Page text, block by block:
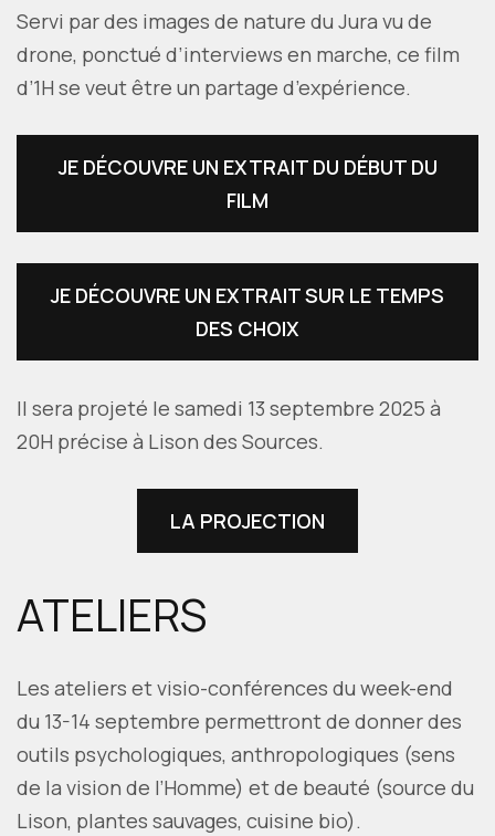
Servi par des images de nature du Jura vu de
drone, ponctué d’interviews en marche, ce film
d’1H se veut être un partage d’expérience.
JE DÉCOUVRE UN EXTRAIT DU DÉBUT DU
FILM
JE DÉCOUVRE UN EXTRAIT SUR LE TEMPS
DES CHOIX
Il sera projeté le samedi 13 septembre 2025 à
20H précise à Lison des Sources.
LA PROJECTION
ATELIERS
Les ateliers et visio-conférences du week-end
du 13-14 septembre permettront de donner des
outils psychologiques, anthropologiques (sens
de la vision de l’Homme) et de beauté (source du
Lison, plantes sauvages, cuisine bio).